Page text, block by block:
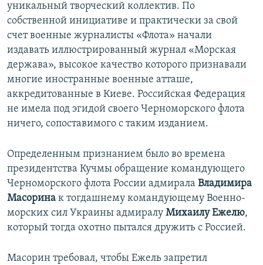
уникальный творческий коллектив. По
собственной инициативе и практически за свой
счет военные журналисты «Флота» начали
издавать иллюстрированный журнал «Морская
держава», высокое качество которого признавали
многие иностранные военные атташе,
аккредитованные в Киеве. Российская Федерация
не имела под эгидой своего Черноморского флота
ничего, сопоставимого с таким изданием.
Определенным признанием было во времена
президентства Кучмы обращение командующего
Черноморского флота России адмирала Владимира
Масорина к тогдашнему командующему Военно-
морских сил Украины адмиралу Михаилу Ежелю,
который тогда охотно пытался дружить с Россией.
Масорин требовал, чтобы Ежель запретил